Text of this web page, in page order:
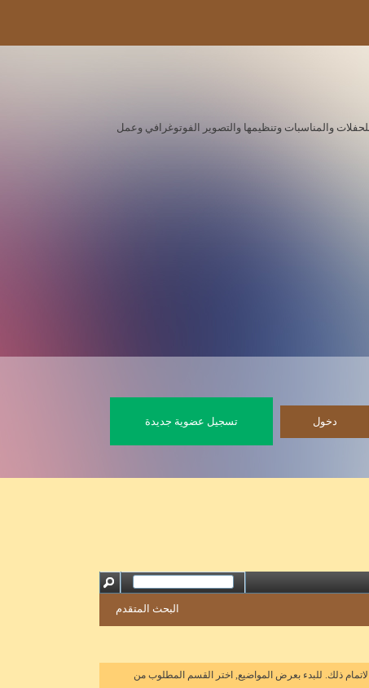
للحفلات والمناسبات وتنظيمها والتصوير الفوتوغرافي وعمل
تسجيل عضوية جديدة
البحث المتقدم
ذلك. للبدء بعرض المواضيع, اختر القسم المطلوب من